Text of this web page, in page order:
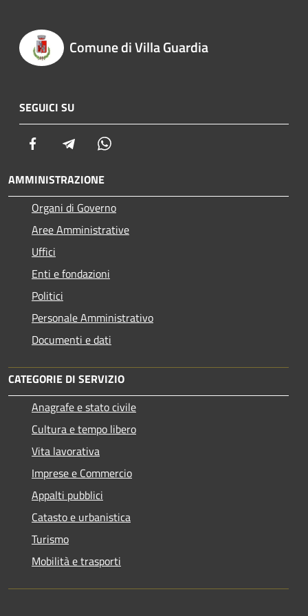
Comune di Villa Guardia
SEGUICI SU
Facebook Telegram
AMMINISTRAZIONE
Organi di Governo
Aree Amministrative
Uffici
Enti e fondazioni
Politici
Personale Amministrativo
Documenti e dati
CATEGORIE DI SERVIZIO
Anagrafe e stato civile
Cultura e tempo libero
Vita lavorativa
Imprese e Commercio
Appalti pubblici
Catasto e urbanistica
Turismo
Mobilità e trasporti